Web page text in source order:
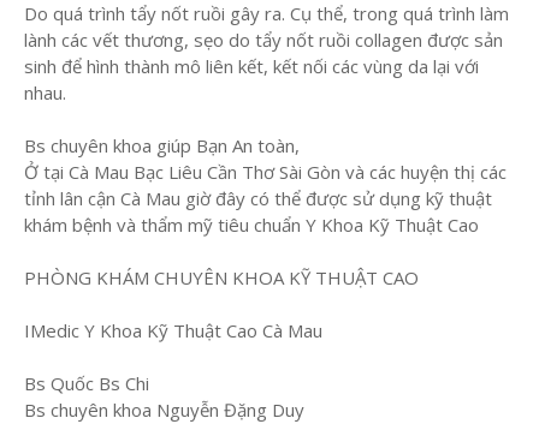
Do quá trình tẩy nốt ruồi gây ra. Cụ thể, trong quá trình làm
lành các vết thương, sẹo do tẩy nốt ruồi collagen được sản
sinh để hình thành mô liên kết, kết nối các vùng da lại với
nhau.
Bs chuyên khoa giúp Bạn An toàn,
Ở tại Cà Mau Bạc Liêu Cần Thơ Sài Gòn và các huyện thị các
tỉnh lân cận Cà Mau giờ đây có thể được sử dụng kỹ thuật
khám bệnh và thẩm mỹ tiêu chuẩn Y Khoa Kỹ Thuật Cao
PHÒNG KHÁM CHUYÊN KHOA KỸ THUẬT CAO
IMedic Y Khoa Kỹ Thuật Cao Cà Mau
Bs Quốc Bs Chi
Bs chuyên khoa Nguyễn Đặng Duy